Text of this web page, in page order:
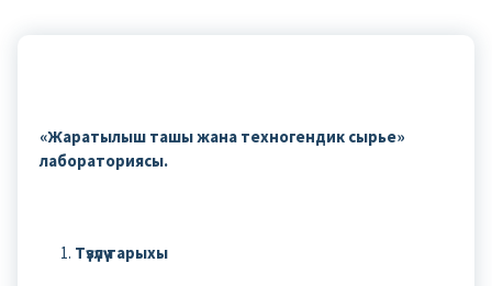
«Жаратылыш ташы жана техногендик сырье»
лабораториясы.
Түзүлүү тарыхы